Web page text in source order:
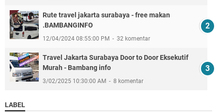
Rute travel jakarta surabaya - free makan
.BAMBANGINFO
12/04/2024 08:55:00 PM 32 komentar
Travel Jakarta Surabaya Door to Door Eksekutif
Murah - Bambang info
3/02/2025 10:30:00 AM 8 komentar
LABEL